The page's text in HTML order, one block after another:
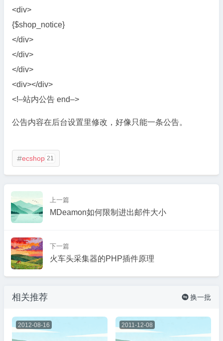
<div>
{$shop_notice}
</div>
</div>
</div>
<div></div>
<!–站内公告 end–>
公告内容在后台设置里修改，好像只能一条公告。
ecshop 21
上一篇
MDeamon如何限制进出邮件大小
下一篇
火车头采集器的PHP插件原理
相关推荐  换一批
2012-08-16 2011-12-08